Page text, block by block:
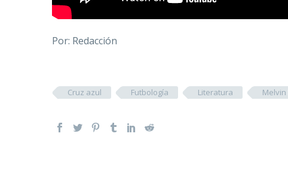
Por: Redacción
Cruz azul Futbología Literatura